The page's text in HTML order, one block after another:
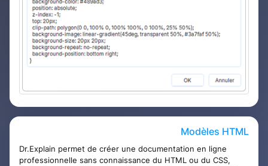
Modèles HTML
Dr.Explain permet de créer une documentation en ligne
professionnelle sans connaissance du HTML ou du CSS,